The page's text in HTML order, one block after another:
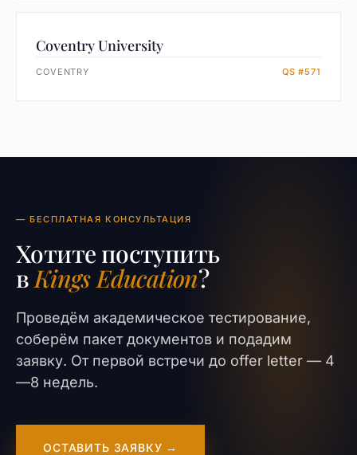
Coventry University
COVENTRY QS #571
— БЕСПЛАТНАЯ КОНСУЛЬТАЦИЯ
Хотите поступить
вKings Education?
Проведём академическое тестирование,
соберём пакет документов и подадим
заявку. От первой встречи до offer letter — 4
—8 недель.
ОСТАВИТЬ ЗАЯВКУ →